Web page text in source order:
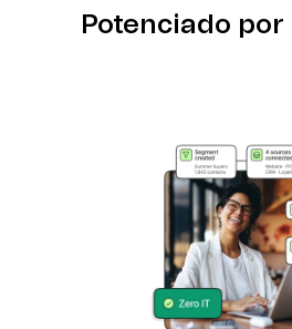
Potenciado